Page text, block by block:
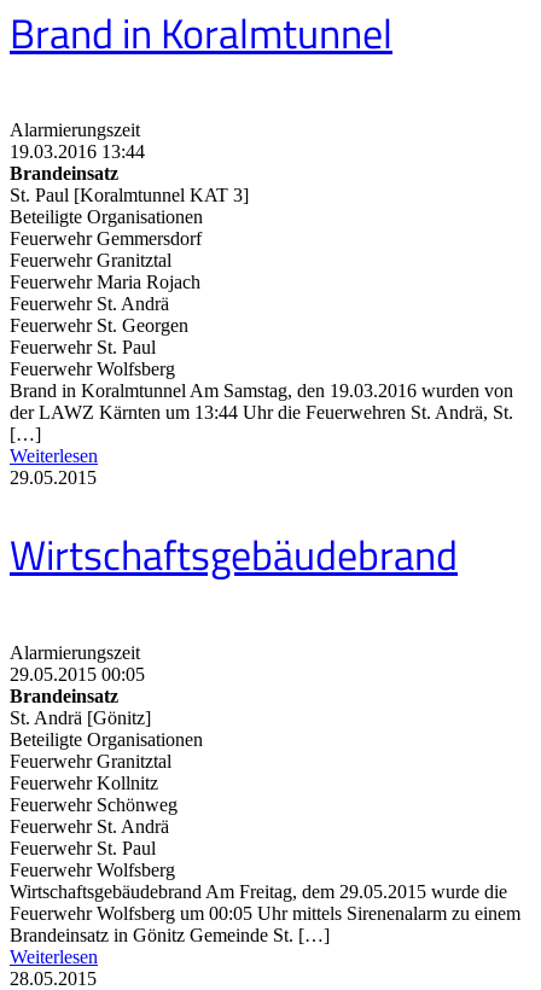
Brand in Koralmtunnel
Alarmierungszeit
19.03.2016 13:44
Brandeinsatz
St. Paul [Koralmtunnel KAT 3]
Beteiligte Organisationen
Feuerwehr Gemmersdorf
Feuerwehr Granitztal
Feuerwehr Maria Rojach
Feuerwehr St. Andrä
Feuerwehr St. Georgen
Feuerwehr St. Paul
Feuerwehr Wolfsberg
Brand in Koralmtunnel Am Samstag, den 19.03.2016 wurden von
der LAWZ Kärnten um 13:44 Uhr die Feuerwehren St. Andrä, St.
[…]
Weiterlesen
29.05.2015
Wirtschaftsgebäudebrand
Alarmierungszeit
29.05.2015 00:05
Brandeinsatz
St. Andrä [Gönitz]
Beteiligte Organisationen
Feuerwehr Granitztal
Feuerwehr Kollnitz
Feuerwehr Schönweg
Feuerwehr St. Andrä
Feuerwehr St. Paul
Feuerwehr Wolfsberg
Wirtschaftsgebäudebrand Am Freitag, dem 29.05.2015 wurde die
Feuerwehr Wolfsberg um 00:05 Uhr mittels Sirenenalarm zu einem
Brandeinsatz in Gönitz Gemeinde St. […]
Weiterlesen
28.05.2015